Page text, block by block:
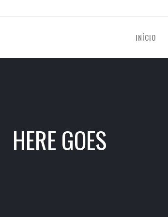
INÍCIO
HERE GOES